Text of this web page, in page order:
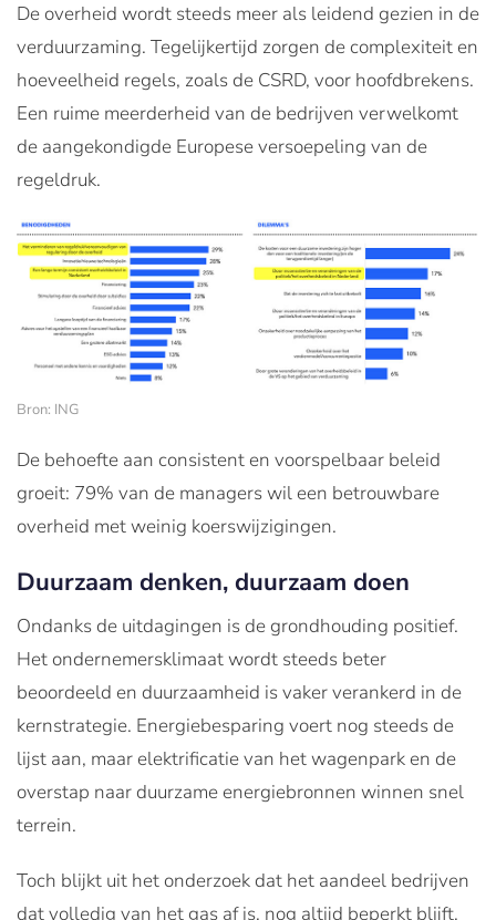
De overheid wordt steeds meer als leidend gezien in de
verduurzaming. Tegelijkertijd zorgen de complexiteit en
hoeveelheid regels, zoals de CSRD, voor hoofdbrekens.
Een ruime meerderheid van de bedrijven verwelkomt
de aangekondigde Europese versoepeling van de
regeldruk.
Bron: ING
De behoefte aan consistent en voorspelbaar beleid
groeit: 79% van de managers wil een betrouwbare
overheid met weinig koerswijzigingen.
Duurzaam denken, duurzaam doen
Ondanks de uitdagingen is de grondhouding positief.
Het ondernemersklimaat wordt steeds beter
beoordeeld en duurzaamheid is vaker verankerd in de
kernstrategie. Energiebesparing voert nog steeds de
lijst aan, maar elektrificatie van het wagenpark en de
overstap naar duurzame energiebronnen winnen snel
terrein.
Toch blijkt uit het onderzoek dat het aandeel bedrijven
dat volledig van het gas af is, nog altijd beperkt blijft.